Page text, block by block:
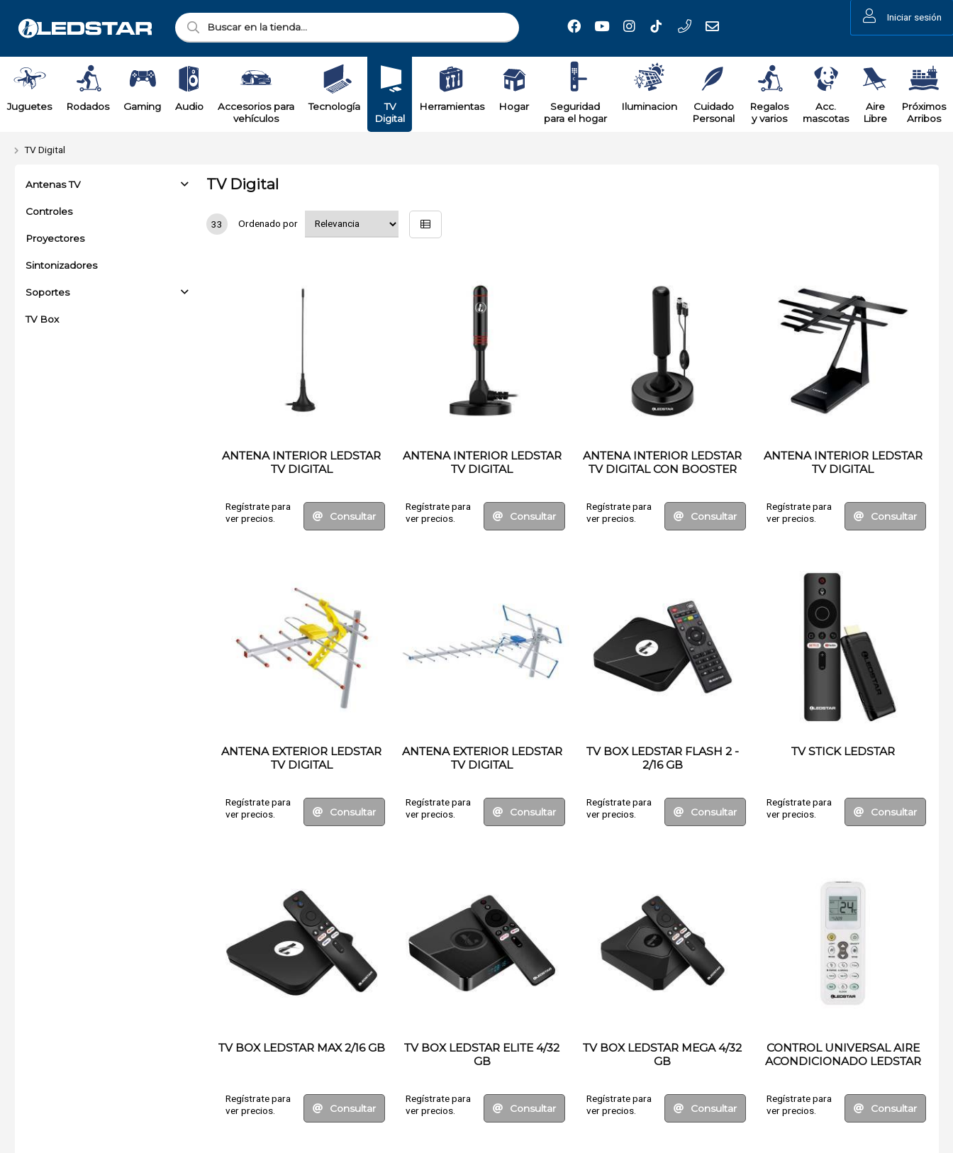
Iniciar sesión
Juguetes Rodados Gaming Audio
Accesorios para
vehículos
Tecnología
TV
Digital
Herramientas Hogar
Seguridad
para el hogar
Iluminacion
Cuidado
Personal
Regalos
y varios
Acc.
mascotas
Aire
Libre
Próximos
Arribos
TV Digital
Antenas TV
Controles
Proyectores
Sintonizadores
Soportes
TV Box
TV Digital
33 Ordenado por
ANTENA INTERIOR LEDSTAR
TV DIGITAL
Regístrate para
ver precios.
Consultar
ANTENA INTERIOR LEDSTAR
TV DIGITAL
Regístrate para
ver precios.
Consultar
ANTENA INTERIOR LEDSTAR
TV DIGITAL CON BOOSTER
Regístrate para
ver precios.
Consultar
ANTENA INTERIOR LEDSTAR
TV DIGITAL
Regístrate para
ver precios.
Consultar
ANTENA EXTERIOR LEDSTAR
TV DIGITAL
Regístrate para
ver precios.
Consultar
ANTENA EXTERIOR LEDSTAR
TV DIGITAL
Regístrate para
ver precios.
Consultar
TV BOX LEDSTAR FLASH 2 -
2/16 GB
Regístrate para
ver precios.
Consultar
TV STICK LEDSTAR
Regístrate para
ver precios.
Consultar
TV BOX LEDSTAR MAX 2/16 GB
Regístrate para
ver precios.
Consultar
TV BOX LEDSTAR ELITE 4/32
GB
Regístrate para
ver precios.
Consultar
TV BOX LEDSTAR MEGA 4/32
GB
Regístrate para
ver precios.
Consultar
CONTROL UNIVERSAL AIRE
ACONDICIONADO LEDSTAR
Regístrate para
ver precios.
Consultar